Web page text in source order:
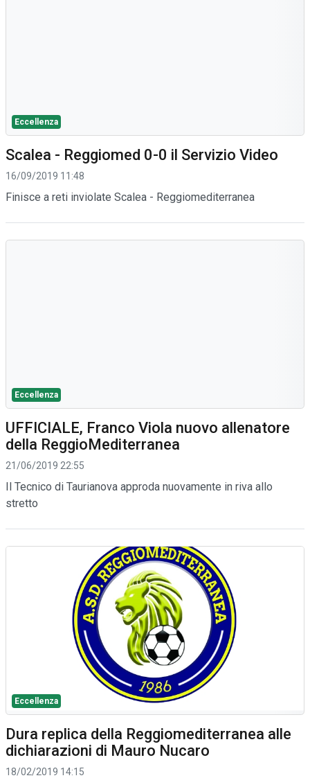
Eccellenza
Scalea - Reggiomed 0-0 il Servizio Video
16/09/2019 11:48
Finisce a reti inviolate Scalea - Reggiomediterranea
Eccellenza
UFFICIALE, Franco Viola nuovo allenatore
della ReggioMediterranea
21/06/2019 22:55
Il Tecnico di Taurianova approda nuovamente in riva allo
stretto
Eccellenza
Dura replica della Reggiomediterranea alle
dichiarazioni di Mauro Nucaro
18/02/2019 14:15